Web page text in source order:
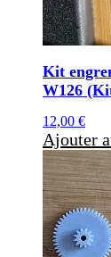
Kit
W126
12,00 €
Ajouter